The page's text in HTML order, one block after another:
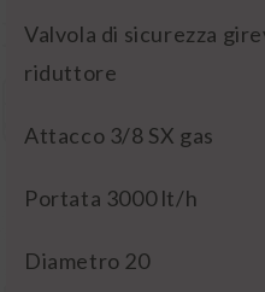
Valvola di sicurezza
riduttore
Attacco 3/8 SX gas
Portata 3000 lt/h
Diametro 20